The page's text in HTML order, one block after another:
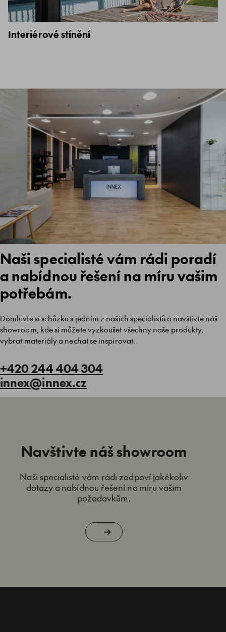
Interiérové stínění
Naši specialisté vám rádi poradí
a nabídnou řešení na míru vašim
potřebám.
Domluvte si schůzku s jedním z našich specialistů a navštivte náš
showroom, kde si můžete vyzkoušet všechny naše produkty,
vybrat materiály a nechat se inspirovat.
+420 244 404 304
innex@innex.cz
Navštivte náš showroom
Naši specialisté vám rádi zodpoví jakékoliv
dotazy a nabídnou řešení na míru vašim
požadavkům.